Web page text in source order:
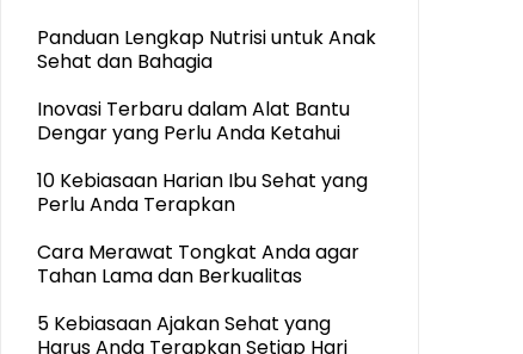
Panduan Lengkap Nutrisi untuk Anak
Sehat dan Bahagia
Inovasi Terbaru dalam Alat Bantu
Dengar yang Perlu Anda Ketahui
10 Kebiasaan Harian Ibu Sehat yang
Perlu Anda Terapkan
Cara Merawat Tongkat Anda agar
Tahan Lama dan Berkualitas
5 Kebiasaan Ajakan Sehat yang
Harus Anda Terapkan Setiap Hari